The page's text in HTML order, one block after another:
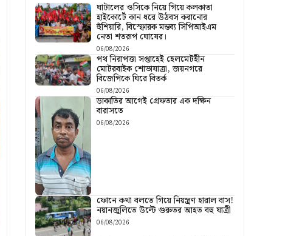
ঘাটালের ওসিকে নিয়ে গিয়ে কলকাতা
হাইকোর্টে কান ধরে উঠবস করানোর
হুঁশিয়ারি, বিস্ফোরক মন্তব্য সিপিআইএম
নেতা শতরূপ ঘোষের।
06/08/2026
পথ নিরাপত্তা সপ্তাহেই হেলমেটহীন
মোটরবাইক শোভাযাত্রা, জয়নগরে
বিজেপিকে ঘিরে বিতর্ক
06/08/2026
ডাকাতির আগেই গ্রেফতার এক দক্ষিন
বারাসতে
06/08/2026
ফোনে কথা বলতে গিয়ে নিয়ন্ত্রণ হারাল বাস!
নয়ানজুলিতে উল্টে গুরুতর আহত বহু যাত্রী
06/08/2026